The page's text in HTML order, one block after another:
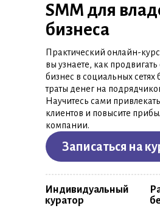
Практический онлайн-
вы узнаете, как продвигать
бизнес в социальных сетях
траты денег на
Научитесь сами
клиентов и повысите
компании.
Записаться на
SMM для
бизнеса
Индивидуальный
куратор